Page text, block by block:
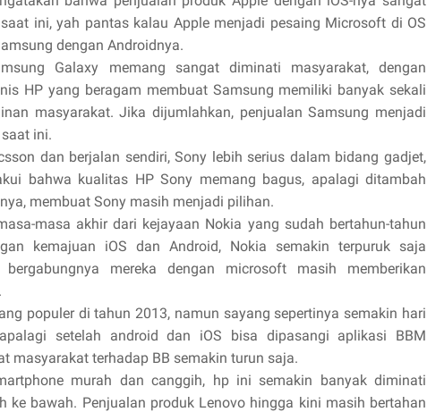
ini, yah pantas kalau Apple menjadi pesaing Microsoft di OS
dengan Androidnya.
Galaxy memang sangat diminati masyarakat, dengan
HP yang beragam membuat Samsung memiliki banyak sekali
masyarakat. Jika dijumlahkan, penjualan Samsung menjadi
ini.
dan berjalan sendiri, Sony lebih serius dalam bidang gadjet,
bahwa kualitas HP Sony memang bagus, apalagi ditambah
membuat Sony masih menjadi pilihan.
masa akhir dari kejayaan Nokia yang sudah bertahun-tahun
kemajuan iOS dan Android, Nokia semakin terpuruk saja
mereka dengan microsoft masih memberikan
populer di tahun 2013, namun sayang sepertinya semakin hari
setelah android dan iOS bisa dipasangi aplikasi BBM
masyarakat terhadap BB semakin turun saja.
murah dan canggih, hp ini semakin banyak diminati
ke bawah. Penjualan produk Lenovo hingga kini masih bertahan